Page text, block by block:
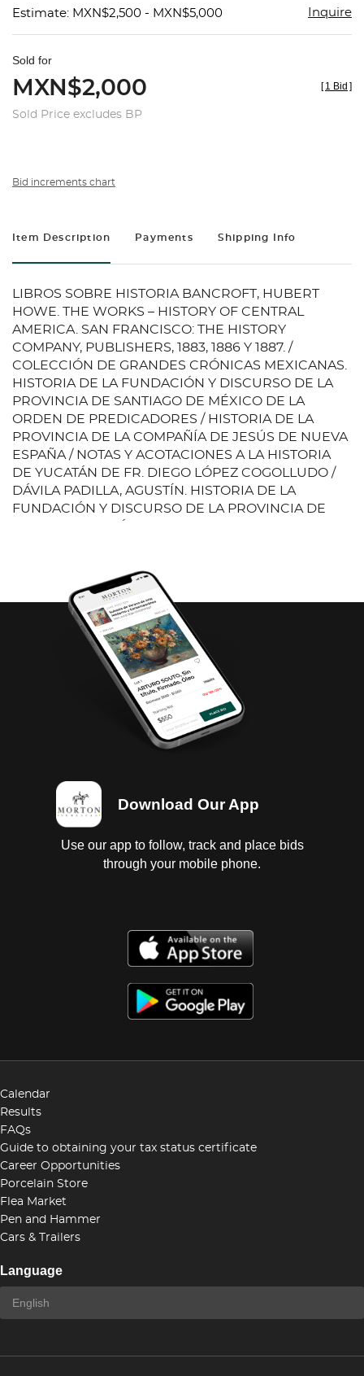
Estimate: MXN$2,500 - MXN$5,000 Inquire
Sold for
MXN$2,000
Sold Price excludes BP
[ 1 Bid ]
Bid increments chart
Item Description Payments Shipping Info
LIBROS SOBRE HISTORIA BANCROFT, HUBERT
HOWE. THE WORKS – HISTORY OF CENTRAL
AMERICA. SAN FRANCISCO: THE HISTORY
COMPANY, PUBLISHERS, 1883, 1886 Y 1887. /
COLECCIÓN DE GRANDES CRÓNICAS MEXICANAS.
HISTORIA DE LA FUNDACIÓN Y DISCURSO DE LA
PROVINCIA DE SANTIAGO DE MÉXICO DE LA
ORDEN DE PREDICADORES / HISTORIA DE LA
PROVINCIA DE LA COMPAÑÍA DE JESÚS DE NUEVA
ESPAÑA / NOTAS Y ACOTACIONES A LA HISTORIA
DE YUCATÁN DE FR. DIEGO LÓPEZ COGOLLUDO /
DÁVILA PADILLA, AGUSTÍN. HISTORIA DE LA
FUNDACIÓN Y DISCURSO DE LA PROVINCIA DE
HISTORIA DE LA PROVINCIA DE LA COMPAÑÍA DE
JESÚS DE NUEVA ESPAÑA. MÉXICO: EDITORIAL
ACADEMIA LITERARIA, 1955. / RUBIO MAÑÉ, J.
IGNACIO. NOTAS Y ACOTACIONES A LA HISTORIA
DE YUCATÁN DE FR. DIEGO LÓPEZ COGOLLUDO,
O.F.M. MÉXICO: EDITORIAL ACADEMIA LITERARIA,
1957 / FLORA DE LA REAL EXPEDICIÓN BOTÁNICA
DEL NUEVO REINO DE GRANADA (1783-1816).
MADRID: EDICIONES CULTURA HISPÁNICA, 1992.
Download Our App
Use our app to follow, track and place bids
through your mobile phone.
Calendar
Results
FAQs
Guide to obtaining your tax status certificate
Career Opportunities
Porcelain Store
Flea Market
Pen and Hammer
Cars & Trailers
Language